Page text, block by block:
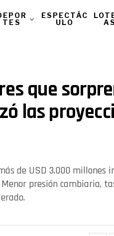
TES
ESPECTÁC
ULO
AS
que
las
de USD 3.000 millones
presión cambiaria,